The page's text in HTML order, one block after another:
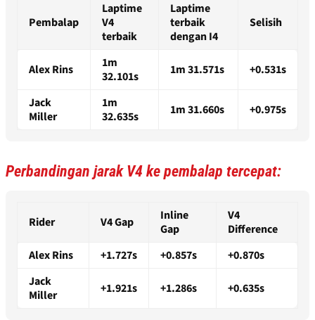
Pembalap
Laptime
V4
terbaik
Laptime
terbaik
dengan I4
Selisih
Alex Rins
1m
32.101s
1m 31.571s +0.531s
Jack
Miller
1m
32.635s
1m 31.660s +0.975s
Perbandingan jarak V4 ke pembalap tercepat:
Rider V4 Gap
Inline
Gap
V4
Difference
Alex Rins
+1.727s +0.857s
+0.870s
Jack
Miller
+1.921s +1.286s +0.635s